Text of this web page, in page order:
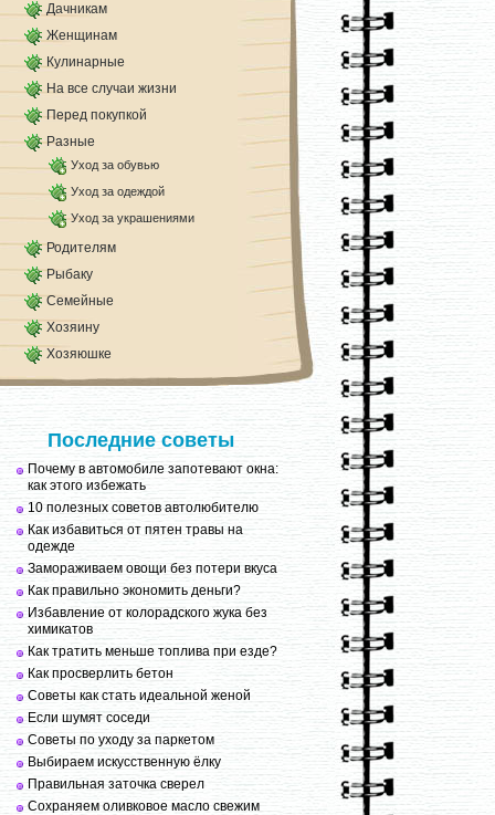
Дачникам
Женщинам
Кулинарные
На все случаи жизни
Перед покупкой
Разные
Уход за обувью
Уход за одеждой
Уход за украшениями
Родителям
Рыбаку
Семейные
Хозяину
Хозяюшке
Последние советы
Почему в автомобиле запотевают окна:
как этого избежать
10 полезных советов автолюбителю
Как избавиться от пятен травы на
одежде
Замораживаем овощи без потери вкуса
Как правильно экономить деньги?
Избавление от колорадского жука без
химикатов
Как тратить меньше топлива при езде?
Как просверлить бетон
Советы как стать идеальной женой
Если шумят соседи
Советы по уходу за паркетом
Выбираем искусственную ёлку
Правильная заточка сверел
Сохраняем оливковое масло свежим